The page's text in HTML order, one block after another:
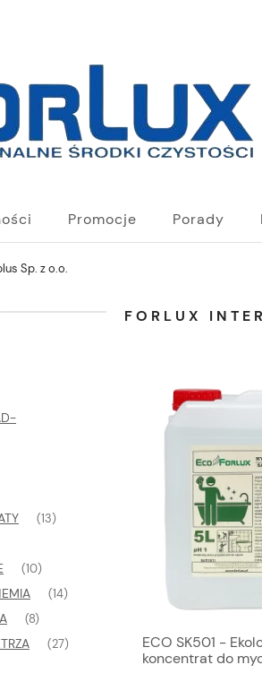
Promocje Porady
Sp. z o.o.
(13)
(10)
(14)
(8)
(27)
FORLUX
ECO SK501 -
koncentrat do